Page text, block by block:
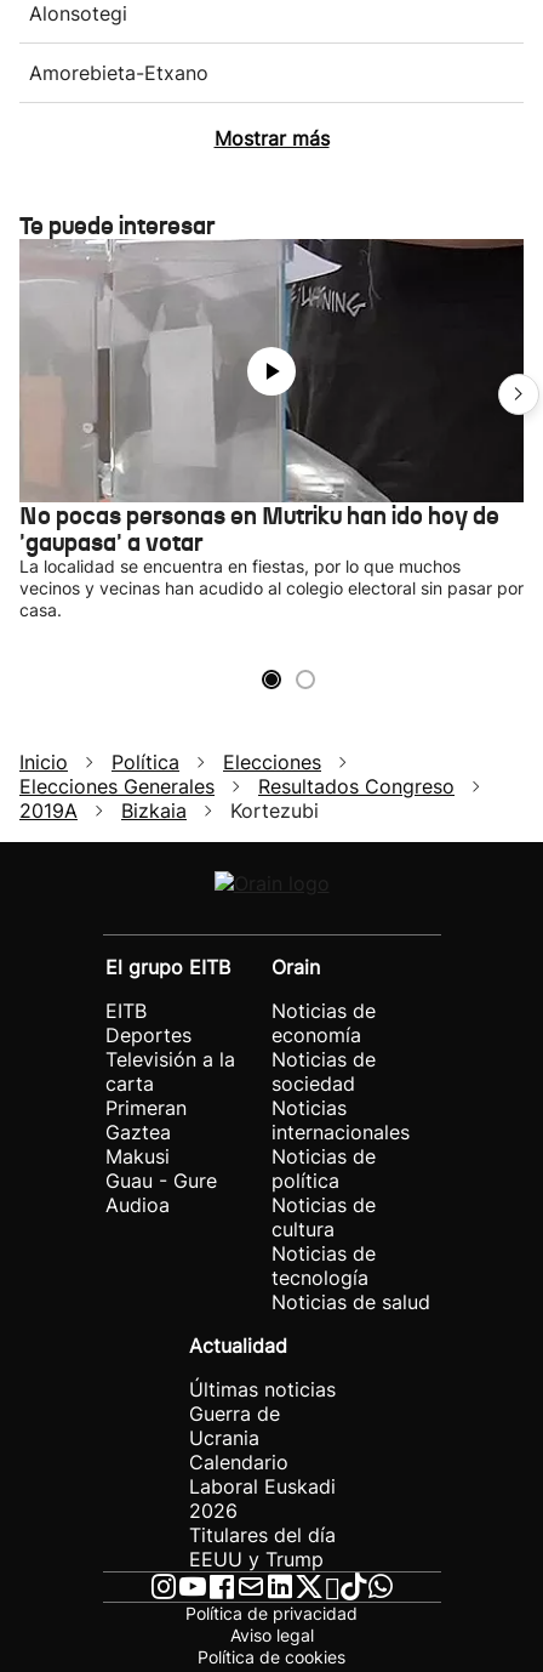
Alonsotegi
Amorebieta-Etxano
Mostrar más
Te puede interesar
No pocas personas en Mutriku han ido hoy de
'gaupasa' a votar
La localidad se encuentra en fiestas, por lo que muchos
vecinos y vecinas han acudido al colegio electoral sin pasar por
casa.
Inicio Política
Elecciones
Elecciones Generales
Resultados Congreso
2019A
Bizkaia Kortezubi
El grupo EITB
EITB
Deportes
Televisión a la
carta
Primeran
Gaztea
Makusi
Guau - Gure
Audioa
Orain
Noticias de
economía
Noticias de
sociedad
Noticias
internacionales
Noticias de
política
Noticias de
cultura
Noticias de
tecnología
Noticias de salud
Actualidad
Últimas noticias
Guerra de
Ucrania
Calendario
Laboral Euskadi
2026
Titulares del día
EEUU y Trump
Política de privacidad
Aviso legal
Política de cookies